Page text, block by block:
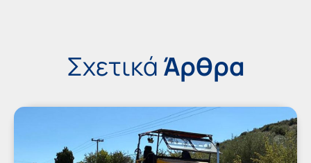
Σχετικά Άρθρα